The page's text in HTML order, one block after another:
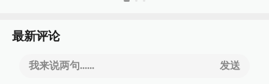
最新评论
我来说两句...... 发送